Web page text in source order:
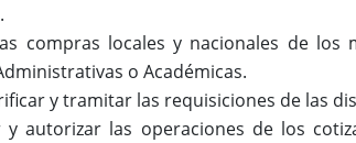
compras locales y nacionales de
o Académicas.
y tramitar las requisiciones de las
y autorizar las operaciones de los